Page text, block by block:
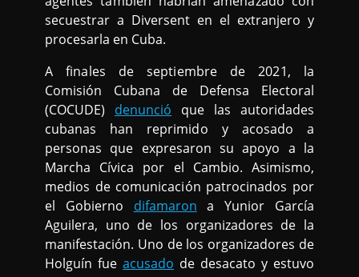
secuestrar a Diversent en el extranjero y
procesarla en Cuba.
A finales de septiembre de 2021, la
Comisión Cubana de Defensa Electoral
(COCUDE) denunció que las autoridades
cubanas han reprimido y acosado a
personas que expresaron su apoyo a la
Marcha Cívica por el Cambio. Asimismo,
medios de comunicación patrocinados por
el Gobierno difamaron a Yunior García
Aguilera, uno de los organizadores de la
manifestación. Uno de los organizadores de
Holguín fue acusado de desacato y estuvo